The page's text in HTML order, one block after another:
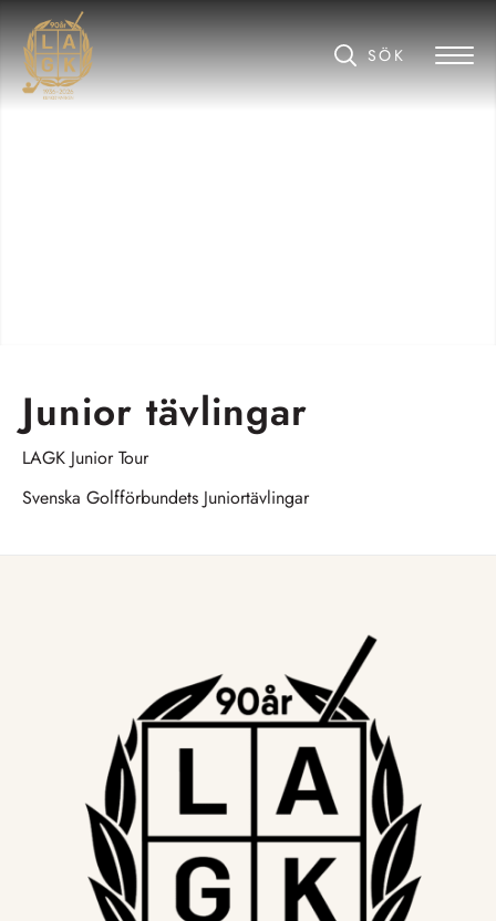
Junior tävlingar
LAGK Junior Tour
Svenska Golfförbundets Juniortävlingar